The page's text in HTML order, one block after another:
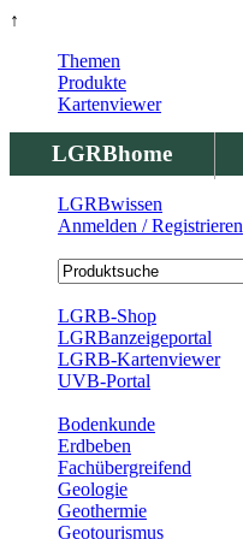
↑
LGRBhome
Themen
Produkte
Kartenviewer
LGRBwissen
Anmelden / Registrieren
LGRB-Shop
LGRBanzeigeportal
LGRB-Kartenviewer
UVB-Portal
Bodenkunde
Erdbeben
Fachübergreifend
Geologie
Geothermie
Geotourismus